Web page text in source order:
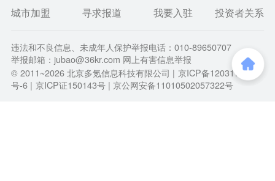
城市加盟
寻求报道 我要入驻 投资者关系
违法和不良信息、未成年人保护举报电话：010-89650707
举报邮箱：jubao@36kr.com 网上有害信息举报
© 2011~2026北京多氪信息科技有限公司 | 京ICP备12031756
号-6 | 京ICP证150143号 | 京公网安备11010502057322号